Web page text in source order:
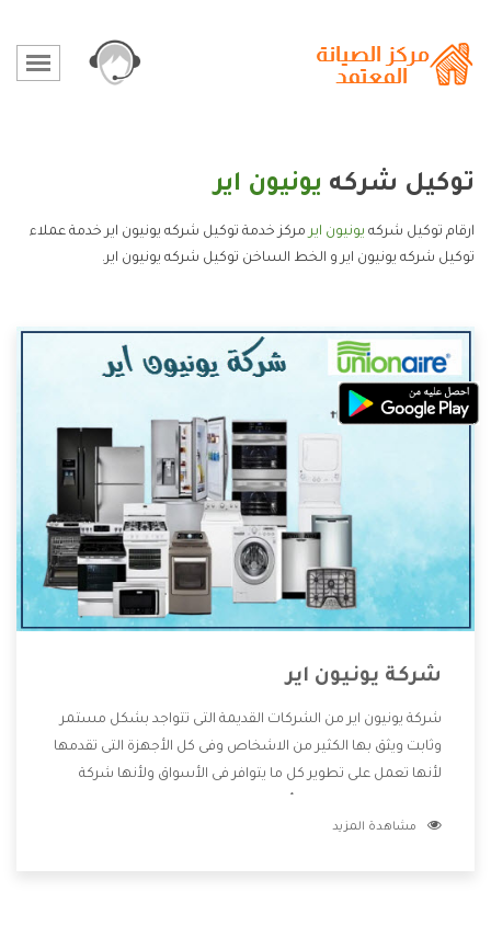
توكيل شركه يونيون اير
ارقام توكيل شركه يونيون ايرمركز خدمة توكيل شركه يونيون اير خدمة عملاء
توكيل شركه يونيون اير و الخط الساخن توكيل شركه يونيون اير.
شركة يونيون اير
شركة يونيون اير من الشركات القديمة التى تتواجد بشكل مستمر
وثابت ويثق بها الكثير من الاشخاص وفى كل الأجهزة التى تقدمها
لأنها تعمل على تطوير كل ما يتوافر فى الأسواق ولأنها شركة
وتقدم للعملاء أقوى العروض والخصومات التى تسهل على
مشاهدة المزيد